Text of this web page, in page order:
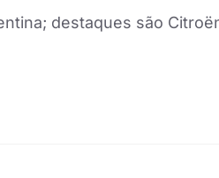
destaques são